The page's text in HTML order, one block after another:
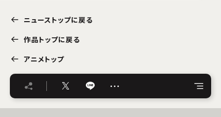
ニューストップに戻る
作品トップに戻る
アニメトップ
…